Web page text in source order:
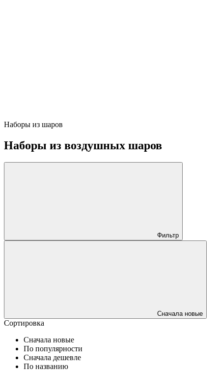
Наборы из шаров
Наборы из воздушных шаров
Фильтр
Сначала новые
Сортировка
Сначала новые
По популярности
Сначала дешевле
По названию